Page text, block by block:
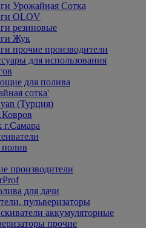
Урожайная Сотка
OLOV
резиновые
Жук
прочие производители
для использования
для полива
сотка'
(Турция)
г.Самара
производители
для дачи
пульверизаторы
аккумуляторные
прочие